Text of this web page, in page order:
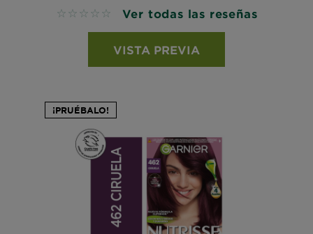
No reviews Ver todas las reseñas
VISTA PREVIA
¡PRUÉBALO!